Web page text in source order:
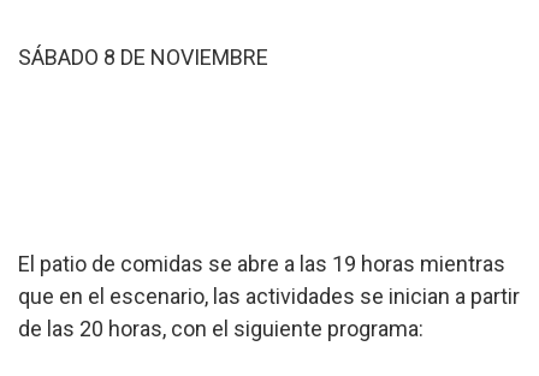
SÁBADO 8 DE NOVIEMBRE
El patio de comidas se abre a las 19 horas mientras
que en el escenario, las actividades se inician a partir
de las 20 horas, con el siguiente programa: